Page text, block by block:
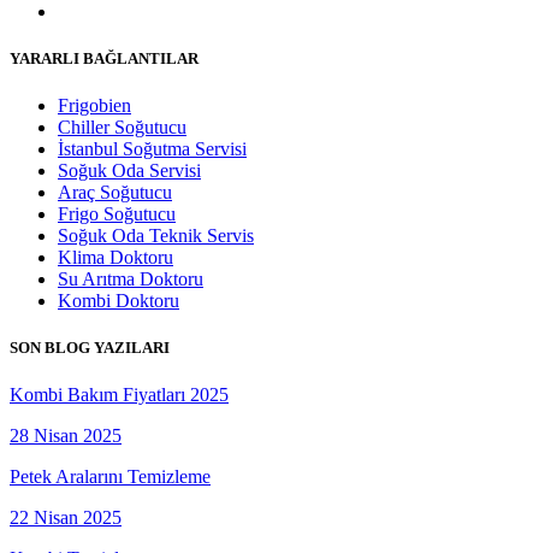
YARARLI BAĞLANTILAR
Frigobien
Chiller Soğutucu
İstanbul Soğutma Servisi
Soğuk Oda Servisi
Araç Soğutucu
Frigo Soğutucu
Soğuk Oda Teknik Servis
Klima Doktoru
Su Arıtma Doktoru
Kombi Doktoru
SON BLOG YAZILARI
Kombi Bakım Fiyatları 2025
28 Nisan 2025
Petek Aralarını Temizleme
22 Nisan 2025